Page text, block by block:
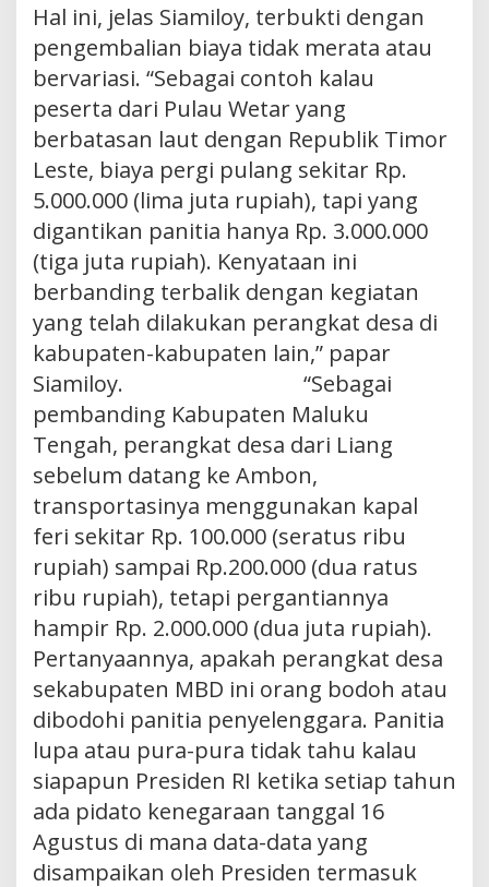
Hal ini, jelas Siamiloy, terbukti dengan
pengembalian biaya tidak merata atau
bervariasi. “Sebagai contoh kalau
peserta dari Pulau Wetar yang
berbatasan laut dengan Republik Timor
Leste, biaya pergi pulang sekitar Rp.
5.000.000 (lima juta rupiah), tapi yang
digantikan panitia hanya Rp. 3.000.000
(tiga juta rupiah). Kenyataan ini
berbanding terbalik dengan kegiatan
yang telah dilakukan perangkat desa di
kabupaten-kabupaten lain,” papar
Siamiloy. “Sebagai
pembanding Kabupaten Maluku
Tengah, perangkat desa dari Liang
sebelum datang ke Ambon,
transportasinya menggunakan kapal
feri sekitar Rp. 100.000 (seratus ribu
rupiah) sampai Rp.200.000 (dua ratus
ribu rupiah), tetapi pergantiannya
hampir Rp. 2.000.000 (dua juta rupiah).
Pertanyaannya, apakah perangkat desa
sekabupaten MBD ini orang bodoh atau
dibodohi panitia penyelenggara. Panitia
lupa atau pura-pura tidak tahu kalau
siapapun Presiden RI ketika setiap tahun
ada pidato kenegaraan tanggal 16
Agustus di mana data-data yang
disampaikan oleh Presiden termasuk